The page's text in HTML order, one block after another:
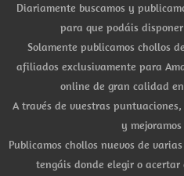
Diariamente buscamos y
para que podáis
Solamente publicamos chollos
afiliados exclusivamente para
online de gran calidad
A través de vuestras
y
Publicamos chollos nuevos de
tengáis donde elegir o acertar